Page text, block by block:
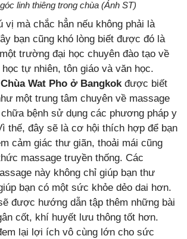
linh thiêng trong chùa (Ảnh ST)
vị mà chắc hẳn nếu không phải là
bạn cũng khó lòng biết được đó là
trường đại học chuyên đào tạo về
tự nhiên, tôn giáo và văn học.
Chùa Wat Pho ở Bangkok được biết
một trung tâm chuyên về massage
bệnh sử dụng các phương pháp y
thế, đây sẽ là cơ hội thích hợp để bạn
cảm giác thư giãn, thoải mái cũng
massage truyền thống. Các
này không chỉ giúp bạn thư
bạn có một sức khỏe dẻo dai hơn.
được hướng dẫn tập thêm những bài
cốt, khí huyết lưu thông tốt hơn.
lại lợi ích vô cùng lớn cho sức